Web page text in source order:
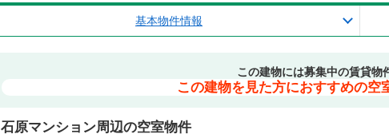
基本物件情報
この建物には募集中の賃貸物
この建物を見た方におすすめの空
石原マンション周辺の空室物件